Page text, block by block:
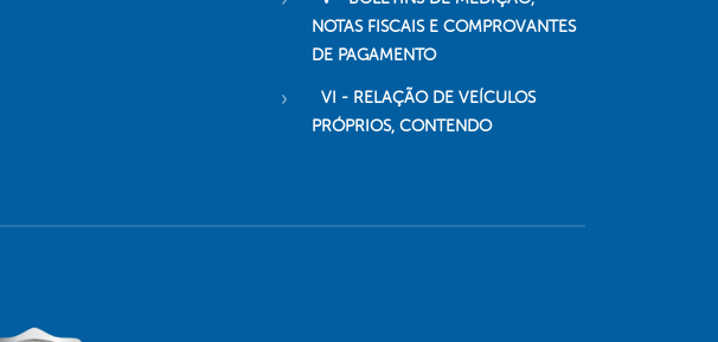
NOTAS FISCAIS E COMPROVANTES
DE PAGAMENTO
VI - RELAÇÃO DE VEÍCULOS
PRÓPRIOS, CONTENDO